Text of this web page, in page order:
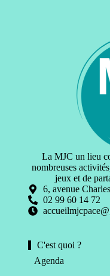
La MJC un lieu
nombreuses
jeux et de
6, avenue
02 99 60 14 72
C'est quoi ?
Agenda